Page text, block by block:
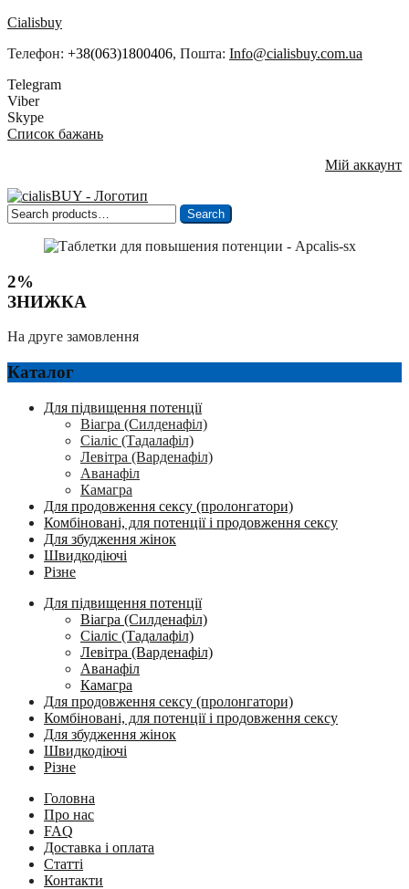
Cialisbuy
Телефон: +38(063)1800406, Пошта: Info@cialisbuy.com.ua
Telegram
Viber
Skype
Список бажань
Мій аккаунт
Search
for:
Search
2%
ЗНИЖКА
На друге замовлення
Каталог
Для підвищення потенції
Віагра (Силденафіл)
Сіаліс (Тадалафіл)
Левітра (Варденафіл)
Аванафіл
Камагра
Для продовження сексу (пролонгатори)
Комбіновані, для потенції і продовження сексу
Для збудження жінок
Швидкодіючі
Різне
Для підвищення потенції
Віагра (Силденафіл)
Сіаліс (Тадалафіл)
Левітра (Варденафіл)
Аванафіл
Камагра
Для продовження сексу (пролонгатори)
Комбіновані, для потенції і продовження сексу
Для збудження жінок
Швидкодіючі
Різне
Головна
Про нас
FAQ
Доставка і оплата
Статті
Контакти